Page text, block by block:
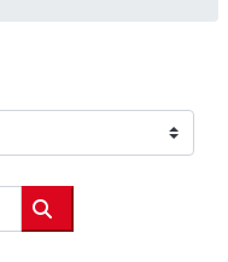
Søk etter